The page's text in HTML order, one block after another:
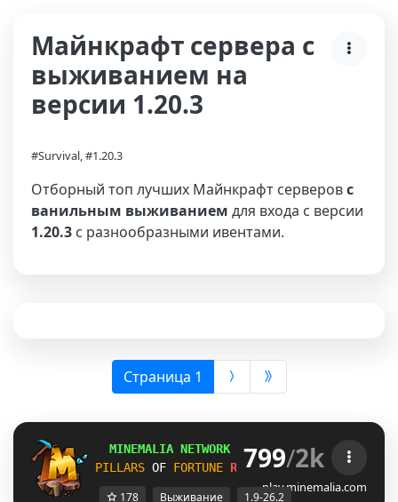
Майнкрафт сервера с
выживанием на
версии 1.20.3
#Survival, #1.20.3
Отборный топ лучших Майнкрафт серверовс
ванильным выживанием для входа с версии
1.20.3 с разнообразными ивентами.
Страница 1 (выбрана)
MINEMALIA NETWORK 1.9-26.2 |
SUMMER
PILLARS OF FORTUNE RELEASE! SURVIVAL
799/2k
play.minemalia.com
178 Выживание 1.9-26.2